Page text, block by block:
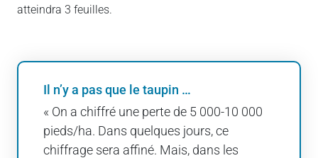
atteindra 3 feuilles.
Il n’y a pas que le taupin …
« On a chiffré une perte de 5 000-10 000
pieds/ha. Dans quelques jours, ce
chiffrage sera affiné. Mais, dans les